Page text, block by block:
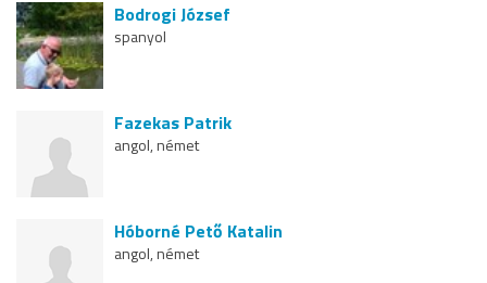
Bodrogi József
spanyol
Fazekas Patrik
angol, német
Hóborné Pető Katalin
angol, német